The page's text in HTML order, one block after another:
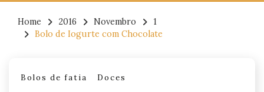
Home 2016 Novembro
1
Bolo de Iogurte com Chocolate
Bolos de fatia Doces